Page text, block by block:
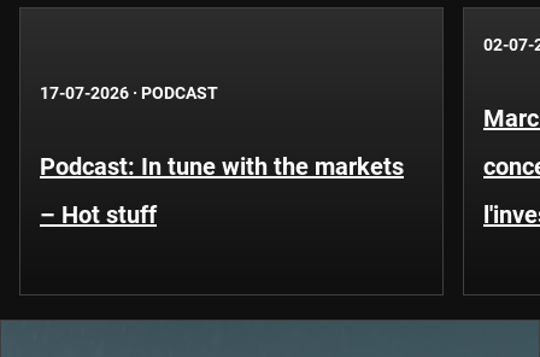
17-07-2026 · PODCAST
Podcast: In tune with the markets
– Hot stuff
02-07-